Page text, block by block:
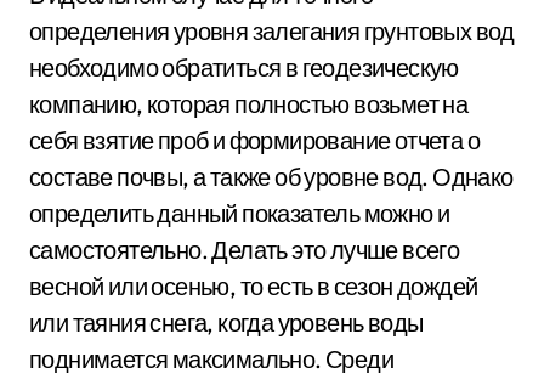
определения уровня залегания грунтовых вод
необходимо обратиться в геодезическую
компанию, которая полностью возьмет на
себя взятие проб и формирование отчета о
составе почвы, а также об уровне вод. Однако
определить данный показатель можно и
самостоятельно. Делать это лучше всего
весной или осенью, то есть в сезон дождей
или таяния снега, когда уровень воды
поднимается максимально. Среди